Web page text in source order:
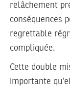
relâchement
conséquences
regrettable
compliquée.
Cette double
importante